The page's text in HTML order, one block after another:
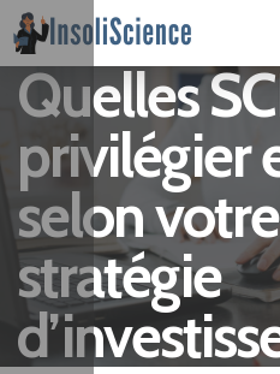
Quelles
privilégier
selon
stratégie